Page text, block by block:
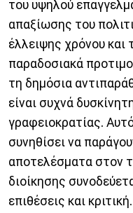
απαξίωσης του
έλλειψης χρόνου
παραδοσιακά
τη δημόσια
είναι συχνά
γραφειοκρατίας.
συνηθίσει να
αποτελέσματα στον
διοίκησης
επιθέσεις και κριτική.